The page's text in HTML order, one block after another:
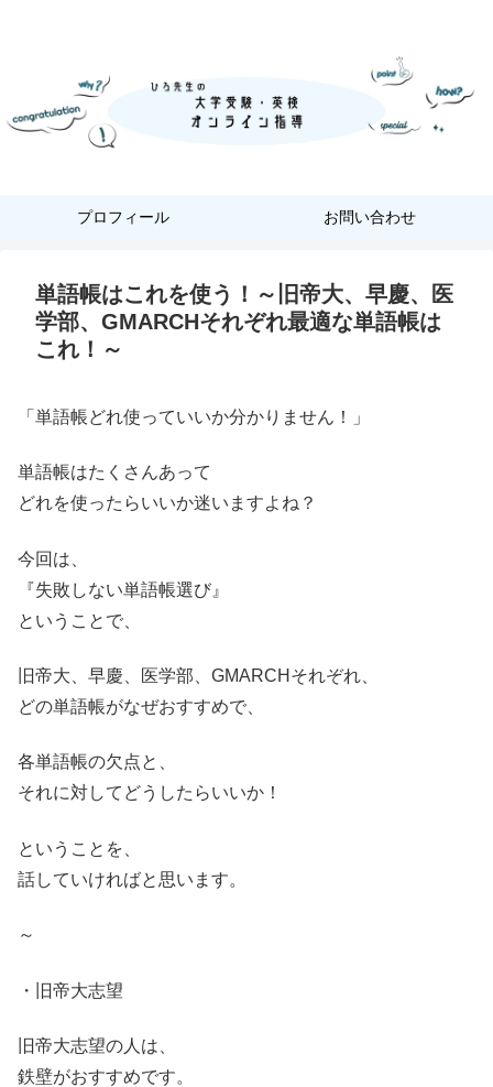
プロフィール お問い合わせ
単語帳はこれを使う！～旧帝大、早慶、医
学部、GMARCHそれぞれ最適な単語帳は
これ！～
「単語帳どれ使っていいか分かりません！」
単語帳はたくさんあって
どれを使ったらいいか迷いますよね？
今回は、
『失敗しない単語帳選び』
ということで、
旧帝大、早慶、医学部、GMARCHそれぞれ、
どの単語帳がなぜおすすめで、
各単語帳の欠点と、
それに対してどうしたらいいか！
ということを、
話していければと思います。
～
・旧帝大志望
旧帝大志望の人は、
鉄壁がおすすめです。